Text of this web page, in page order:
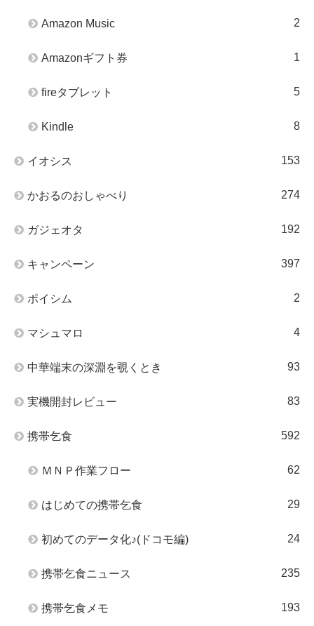
Amazon Music 2
Amazonギフト券 1
fireタブレット 5
Kindle 8
イオシス 153
かおるのおしゃべり 274
ガジェオタ 192
キャンペーン 397
ポイシム 2
マシュマロ 4
中華端末の深淵を覗くとき 93
実機開封レビュー 83
携帯乞食 592
ＭＮＰ作業フロー 62
はじめての携帯乞食 29
初めてのデータ化♪(ドコモ編) 24
携帯乞食ニュース 235
携帯乞食メモ 193